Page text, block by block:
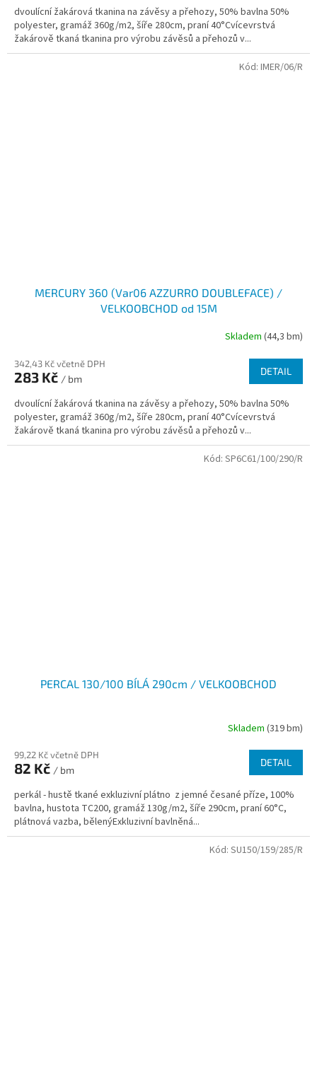
dvoulícní žakárová tkanina na závěsy a přehozy, 50% bavlna 50%
polyester, gramáž 360g/m2, šíře 280cm, praní 40°Cvícevrstvá
žakárově tkaná tkanina pro výrobu závěsů a přehozů v...
MERCURY 360 (Var06 AZZURRO DOUBLEFACE) /
VELKOOBCHOD od 15M
Skladem (44,3 bm)
342,43 Kč včetně DPH
283 Kč / bm
DETAIL
dvoulícní žakárová tkanina na závěsy a přehozy, 50% bavlna 50%
polyester, gramáž 360g/m2, šíře 280cm, praní 40°Cvícevrstvá
žakárově tkaná tkanina pro výrobu závěsů a přehozů v...
Kód: IMER/06/R
PERCAL 130/100 BÍLÁ 290cm / VELKOOBCHOD
Skladem (319 bm)
99,22 Kč včetně DPH
82 Kč / bm
DETAIL
perkál - hustě tkané exkluzivní plátno z jemné česané příze, 100%
bavlna, hustota TC200, gramáž 130g/m2, šíře 290cm, praní 60°C,
plátnová vazba, bělenýExkluzivní bavlněná...
Kód: SP6C61/100/290/R
Kód: SU150/159/285/R